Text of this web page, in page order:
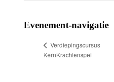
Evenement-navigatie
Verdiepingscursus
KernKrachtenspel